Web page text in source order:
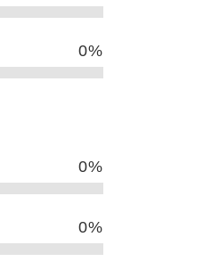
0%
0%
0%